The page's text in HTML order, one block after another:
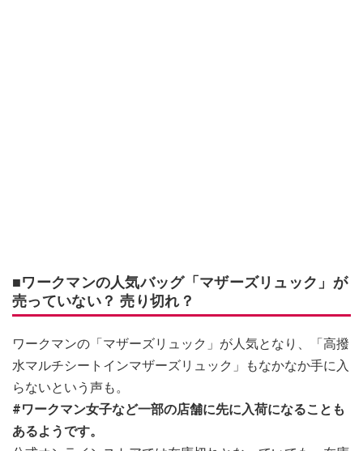
■ワークマンの人気バッグ「マザーズリュック」が
売っていない？ 売り切れ？
ワークマンの「マザーズリュック」が人気となり、「高撥
水マルチシートインマザーズリュック」もなかなか手に入
らないという声も。
#ワークマン女子など一部の店舗に先に入荷になることも
あるようです。